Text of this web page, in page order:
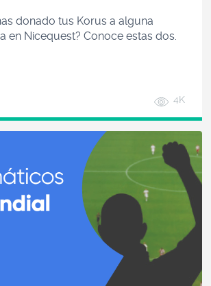
donado tus Korus a alguna
en Nicequest? Conoce estas dos.
4K